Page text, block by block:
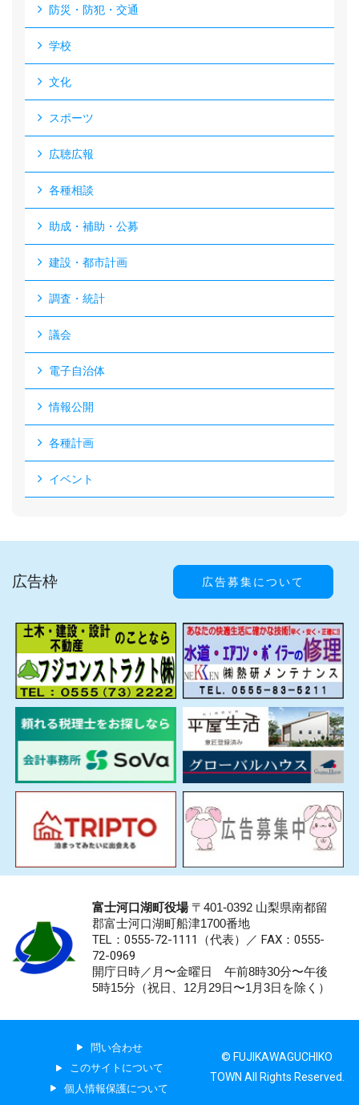
防災・防犯・交通
学校
文化
スポーツ
広聴広報
各種相談
助成・補助・公募
建設・都市計画
調査・統計
議会
電子自治体
情報公開
各種計画
イベント
広告枠 広告募集について
富士河口湖町役場〒401-0392 山梨県南都留
郡富士河口湖町船津1700番地
TEL：0555-72-1111 （代表）／ FAX：0555-
72-0969
開庁日時／月〜金曜日 午前8時30分〜午後
5時15分（祝日、12月29日〜1月3日を除く）
問い合わせ
このサイトについて
個人情報保護について
© FUJIKAWAGUCHIKO
TOWN All Rights Reserved.